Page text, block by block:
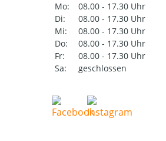
Mo:
08.00 - 17.30 Uhr
Di:
08.00 - 17.30 Uhr
Mi:
08.00 - 17.30 Uhr
Do:
08.00 - 17.30 Uhr
Fr:
08.00 - 17.30 Uhr
Sa:
geschlossen